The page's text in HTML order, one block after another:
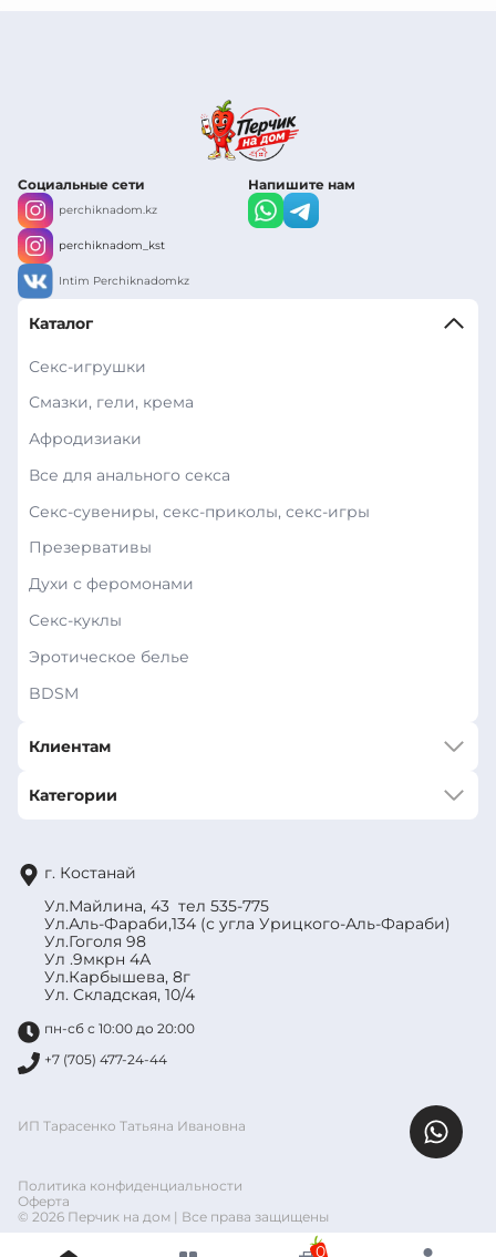
Социальные сети
perchiknadom.kz
perchiknadom_kst
Intim Perchiknadomkz
Напишите нам
Каталог
Секс-игрушки
Смазки, гели, крема
Афродизиаки
Все для анального секса
Секс-сувениры, секс-приколы, секс-игры
Презервативы
Духи с феромонами
Секс-куклы
Эротическое белье
BDSM
Клиентам
Категории
г. Костанай
Ул.Майлина, 43 тел 535-775
Ул.Аль-Фараби,134 (с угла Урицкого-Аль-Фараби)
Ул.Гоголя 98
Ул .9мкрн 4А
Ул.Карбышева, 8г
Ул. Складская, 10/4
пн-сб с 10:00 до 20:00
+7 (705) 477-24-44
ИП Тарасенко Татьяна Ивановна
Политика конфиденциальности
Оферта
© 2026 Перчик на дом | Все права защищены
0